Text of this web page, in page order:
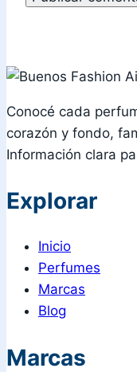
Conocé cada
corazón y fondo,
Información clara
Explorar
Inicio
Perfumes
Marcas
Blog
Marcas